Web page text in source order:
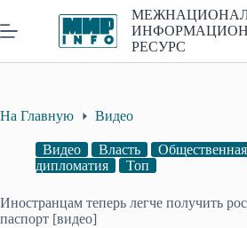
к
сути
РЕСУРС
На Главную Видео
Видео Власть
Общественная
дипломатия
Топ
Иностранцам теперь легче получить
паспорт [видео]